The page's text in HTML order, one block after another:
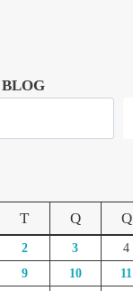
T Q Q
2 3 4
9 10 11